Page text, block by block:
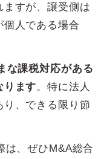
すが、譲受側は
人である場合
な課税対応がある
ります。特に法人
、できる限り節
は、ぜひM&A総合